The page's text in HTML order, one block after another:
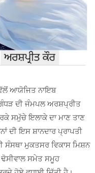
ਆਯੋਜਿਤ ਨਾਇਬ
ਗੰਧੜ ਦੀ ਜੰਮਪਲ ਅਰਸ਼ਪ੍ਰੀਤ
ਸਮੁੱਚੇ ਇਲਾਕੇ ਦਾ ਮਾਣ ਤਾਣ
ਦੀ ਇਸ ਸ਼ਾਨਦਾਰ ਪ੍ਰਾਪਤੀ
ਸੰਸਥਾ ਮੁਕਤਸਰ ਵਿਕਾਸ ਮਿਸ਼ਨ
ਸਮੇਤ ਸਮੂਹ